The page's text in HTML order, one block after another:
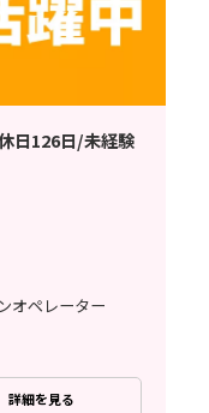
日126日/未経験
オペレーター
詳細を見る